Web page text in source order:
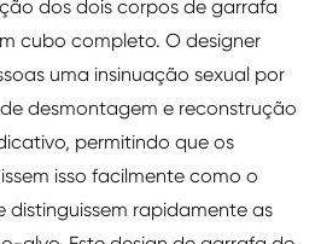
dos dois corpos de garrafa
cubo completo. O designer
uma insinuação sexual por
desmontagem e reconstrução
permitindo que os
isso facilmente como o
distinguissem rapidamente as